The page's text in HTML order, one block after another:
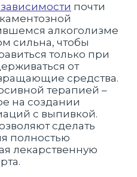
почти
алкоголизме
сильна, чтобы
только при
от
средства.
терапией –
на создании
с выпивкой.
сделать
полностью
лекарственную